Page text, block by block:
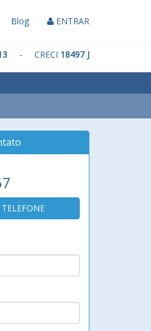
Blog ENTRAR
- CRECI 18497 J
TELEFONE